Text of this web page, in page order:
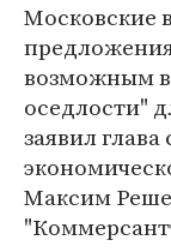
Московские
возможным
оседлости"
заявил
Максим